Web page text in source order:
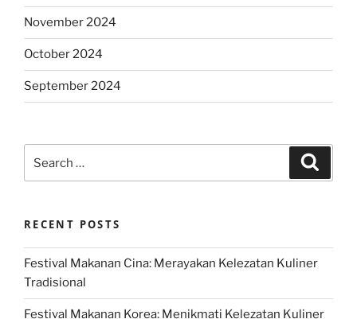
November 2024
October 2024
September 2024
for:
RECENT POSTS
Festival Makanan Cina: Merayakan Kelezatan Kuliner
Tradisional
Festival Makanan Korea: Menikmati Kelezatan Kuliner